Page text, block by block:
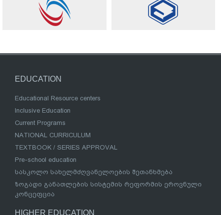
EDUCATION
Educational Resource centers
Inclusive Education
Current Programs
NATIONAL CURRICULUM
TEXTBOOK / SERIES APPROVAL
Pre-school education
სასკოლო სახელმძღვანელოების შეთანხმება
ზოგადი განათლების სისტემის რეფორმის ეროვნული
კონცეფცია
HIGHER EDUCATION